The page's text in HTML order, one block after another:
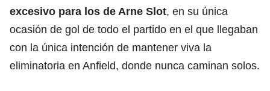
excesivo para los de Arne Slot, en su única
ocasión de gol de todo el partido en el que llegaban
con la única intención de mantener viva la
eliminatoria en Anfield, donde nunca caminan solos.